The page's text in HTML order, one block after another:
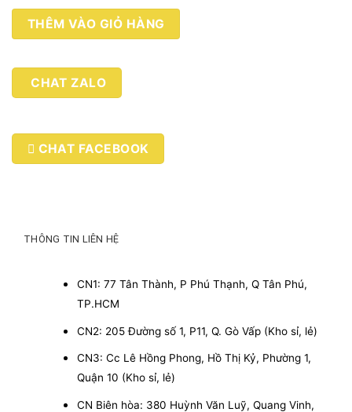
Giỏ
hoa
002
THÊM VÀO GIỎ HÀNG
CHAT ZALO
CHAT FACEBOOK
THÔNG TIN LIÊN HỆ
CN1: 77 Tân Thành, P Phú Thạnh, Q Tân Phú,
TP.HCM
CN2: 205 Đường số 1, P11, Q. Gò Vấp (Kho sỉ, lẻ)
CN3: Cc Lê Hồng Phong, Hồ Thị Kỷ, Phường 1,
Quận 10 (Kho sỉ, lẻ)
CN Biên hòa: 380 Huỳnh Văn Luỹ, Quang Vinh,